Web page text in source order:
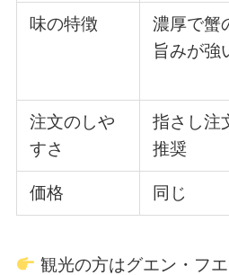
味の特徴
濃厚で蟹
旨みが強
注文のしや
すさ
指さし注
推奨
価格 同じ
観光の方はグエン・フ